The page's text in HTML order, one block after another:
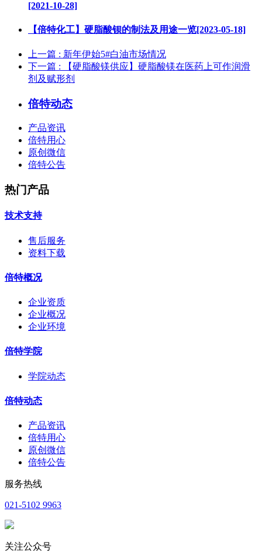
[2021-10-28]
【倍特化工】硬脂酸钡的制法及用途一览[2023-05-18]
上一篇 : 新年伊始5#白油市场情况
下一篇 : 【硬脂酸镁供应】硬脂酸镁在医药上可作润滑
剂及赋形剂
倍特动态
产品资讯
倍特用心
原创微信
倍特公告
热门产品
技术支持
售后服务
资料下载
倍特概况
企业资质
企业概况
企业环境
倍特学院
学院动态
倍特动态
产品资讯
倍特用心
原创微信
倍特公告
服务热线
021-5102 9963
关注公众号